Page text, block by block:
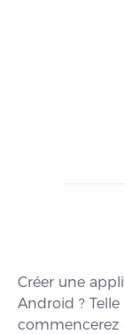
Créer une
Android ?
commencerez